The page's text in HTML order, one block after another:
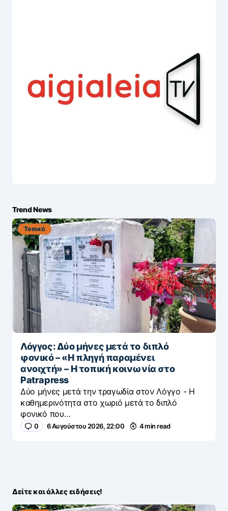
Trend News
Τοπικά
Λόγγος: Δύο μήνες μετά το διπλό
φονικό – «H πληγή παραμένει
ανοιχτή» – Η τοπική κοινωνία στο
Patrapress
Δύο μήνες μετά την τραγωδία στον Λόγγο - H
καθημερινότητα στο χωριό μετά το διπλό
φονικό που…
0 6 Αυγούστου 2026, 22:00 4 min read
Δείτε και άλλες ειδήσεις!